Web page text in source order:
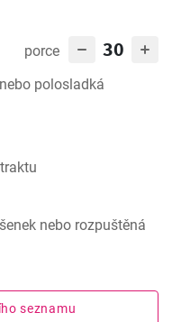
porce 30
polosladká
nebo rozpuštěná
seznamu